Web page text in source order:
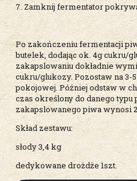
7. Zamknij fermentator
Po zakończeniu fermentacji
butelek, dodając ok. 4g cukru/
zakapslowaniu dokładnie
cukru/glukozy. Pozostaw na 3-
pokojowej. Później odstaw w
czas określony do danego typu
zakapslowanego piwa wynosi
Skład zestawu:
słody 3,4 kg
dedykowane drożdże 1szt.